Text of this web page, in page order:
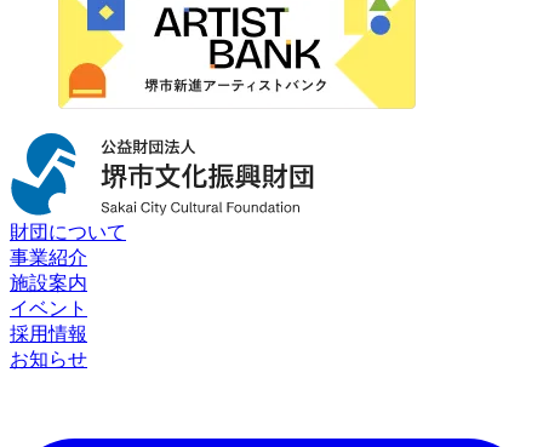
財団について
事業紹介
施設案内
イベント
採用情報
お知らせ